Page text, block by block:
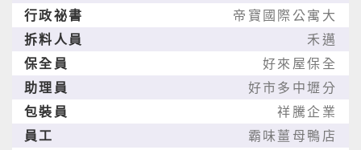
行政祕書
帝寶國際公寓大
拆料人員
禾邁
保全員
好來屋保全
助理員
好市多中壢分
包裝員
祥騰企業
員工
霸味薑母鴨店